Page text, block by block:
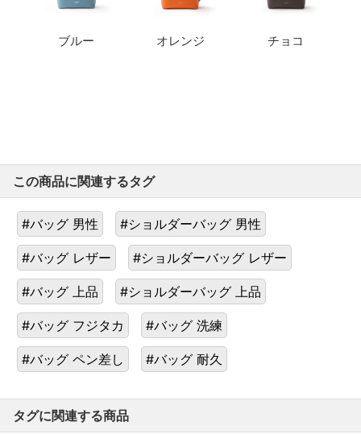
ブルー オレンジ チョコ
この商品に関連するタグ
#バッグ 男性 #ショルダーバッグ 男性
#バッグ レザー #ショルダーバッグ レザー
#バッグ 上品 #ショルダーバッグ 上品
#バッグ フジタカ #バッグ 洗練
#バッグ ペン差し #バッグ 耐久
タグに関連する商品